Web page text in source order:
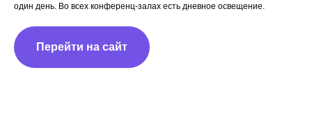
один день. Во всех конференц-залах есть дневное освещение.
Перейти на сайт